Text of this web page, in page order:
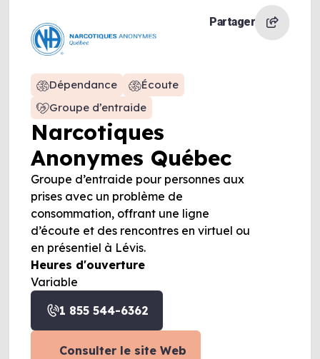
Narcotiques
Anonymes Québec
Partager
Dépendance
Écoute
Groupe d’entraide
Groupe d’entraide pour personnes aux
prises avec un problème de
consommation, offrant une ligne
d’écoute et des rencontres en virtuel ou
en présentiel à Lévis.
Heures d'ouverture
Variable
1 855 544-6362
Consulter le site Web